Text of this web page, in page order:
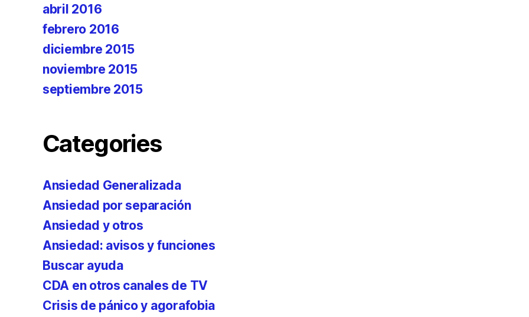
abril 2016
febrero 2016
diciembre 2015
noviembre 2015
septiembre 2015
Categories
Ansiedad Generalizada
Ansiedad por separación
Ansiedad y otros
Ansiedad: avisos y funciones
Buscar ayuda
CDA en otros canales de TV
Crisis de pánico y agorafobia